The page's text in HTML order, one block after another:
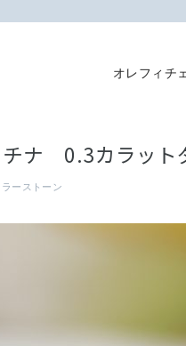
オレフィチ
チナ 0.3カラッ
ーストーン